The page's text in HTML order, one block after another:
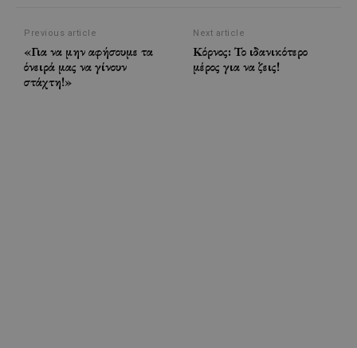
Previous article
«Για να μην αφήσουμε τα
όνειρά μας να γίνουν
στάχτη!»
Next article
Κόρνος: Το ιδανικότερο
μέρος για να ζεις!